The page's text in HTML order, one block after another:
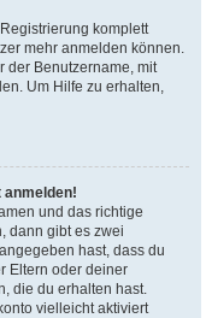
komplett
mehr anmelden können.
der Benutzername, mit
Um Hilfe zu erhalten,
anmelden!
und das richtige
dann gibt es zwei
hast, dass du
Eltern oder deiner
die du erhalten hast.
vielleicht aktiviert